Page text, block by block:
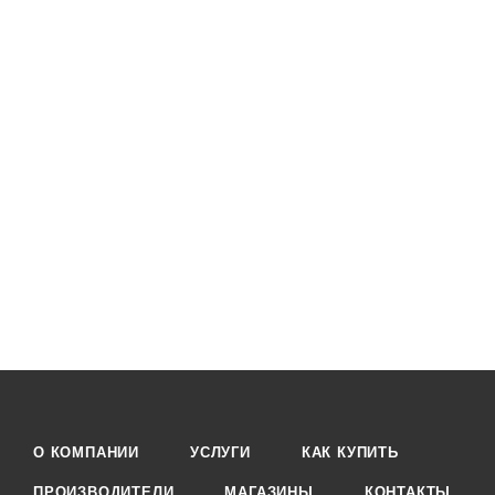
О КОМПАНИИ УСЛУГИ КАК КУПИТЬ